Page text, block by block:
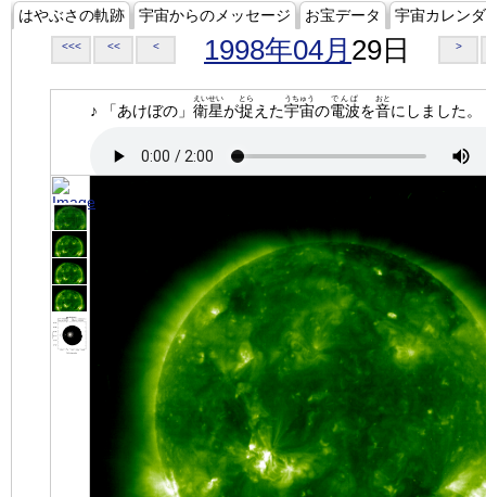
はやぶさの軌跡 宇宙からのメッセージ お宝データ 宇宙カレン
<<< << < 1998年04月 29日 >
♪ 「あけぼの」 衛星
えいせい
が捉
とら
えた宇宙
うちゅう
の電波
でんぱ
を音
おと
にしました。